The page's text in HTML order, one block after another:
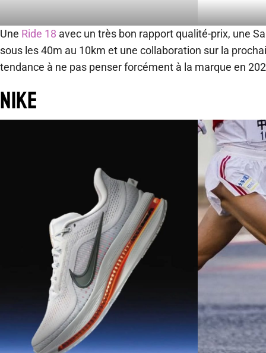
Une Ride 18 avec un très bon rapport qualité-prix, une
sous les 40m au 10km et une collaboration sur la
tendance à ne pas penser forcément à la marque en
Nike